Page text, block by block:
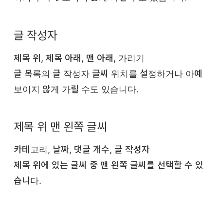
글 작성자
제목 위, 제목 아래, 맨 아래, 가리기
글 목록의 글 작성자 글씨 위치를 설정하거나 아예
보이지 않게 가릴 수도 있습니다.
제목 위 맨 왼쪽 글씨
카테고리, 날짜, 댓글 개수, 글 작성자
제목 위에 있는 글씨 중 맨 왼쪽 글씨를 선택할 수 있
습니다.